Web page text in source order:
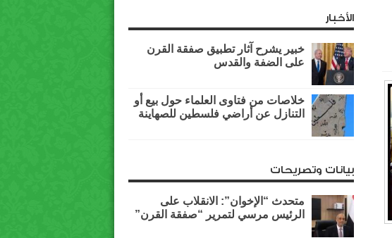
الأخبار
خبير يشرح آثار تطبيق صفقة القرن
على الضفة والقدس
خلاصات من فتاوى العلماء حول بيع أو
التنازل عن أراضي فلسطين للصهاينة
بيانات وتصريحات
متحدث “الإخوان”: الانقلاب على
الرئيس مرسي لتمرير “صفقة القرن”